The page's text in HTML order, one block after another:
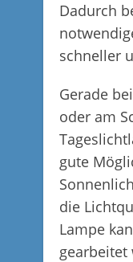
Dadurch
schneller
Gerade
oder am
gute
die
Lampe
gearbeitet